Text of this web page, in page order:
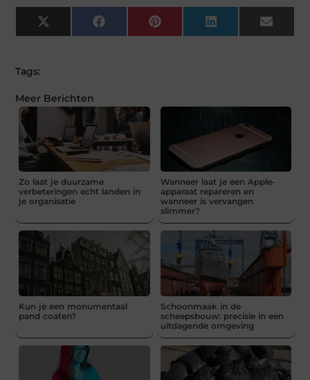
X
(Twitter)
FacebookPinterestLinkedInEmail
Tags:
Meer Berichten
Zo laat je duurzame
verbeteringen echt landen in
je organisatie
Wanneer laat je een Apple-
apparaat repareren en
wanneer is vervangen
slimmer?
Kun je een monumentaal
pand coaten?
Schoonmaak in de
scheepsbouw: precisie in een
uitdagende omgeving